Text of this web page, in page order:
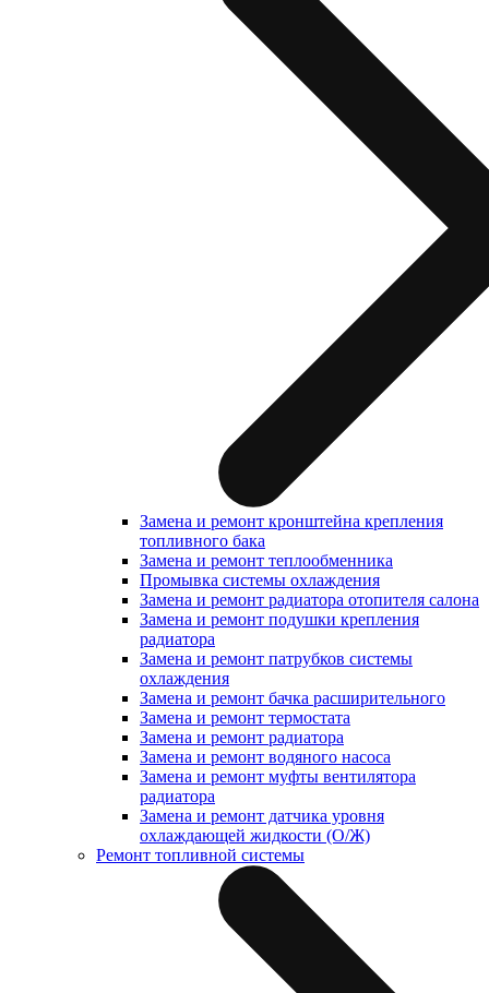
Замена и ремонт кронштейна крепления
топливного бака
Замена и ремонт теплообменника
Промывка системы охлаждения
Замена и ремонт радиатора отопителя салона
Замена и ремонт подушки крепления
радиатора
Замена и ремонт патрубков системы
охлаждения
Замена и ремонт бачка расширительного
Замена и ремонт термостата
Замена и ремонт радиатора
Замена и ремонт водяного насоса
Замена и ремонт муфты вентилятора
радиатора
Замена и ремонт датчика уровня
охлаждающей жидкости (О/Ж)
Ремонт топливной системы